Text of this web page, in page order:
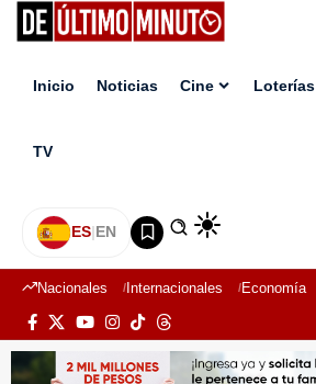
Inicio Noticias Cine Loterías
TV
ES|EN
Nacionales Internacionales Economía